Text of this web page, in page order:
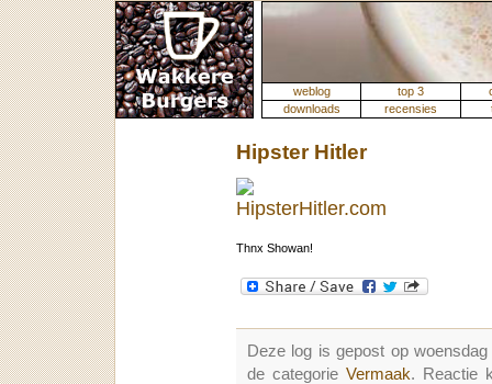
weblog top 3
downloads
recensies
Hipster Hitler
Thnx Showan!
Deze log is gepost op
de categorie Vermaak. Reactie